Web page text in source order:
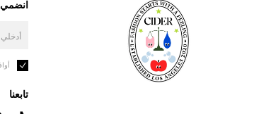
انضمي
تابعنا